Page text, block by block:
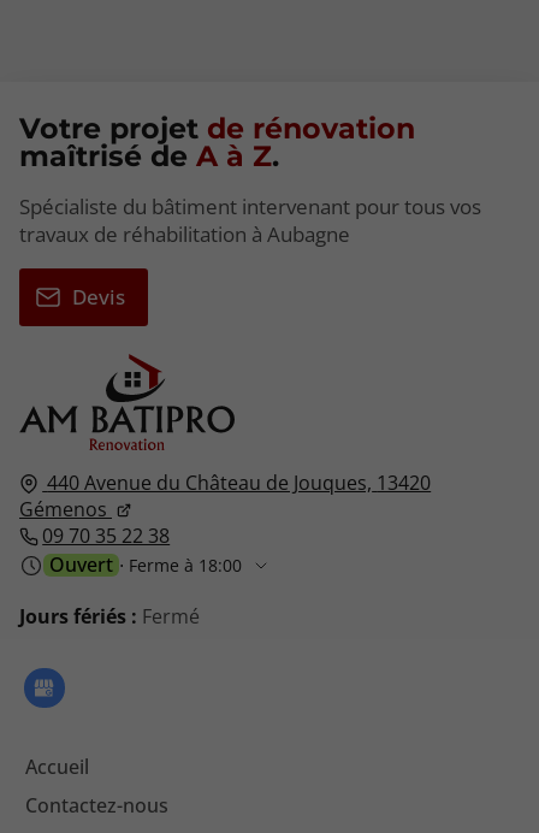
440 Avenue du Château de Jouques, 13420
Gémenos
09 70 35 22 38
Ouvert ⋅ Ferme à 18:00
Jours fériés : Fermé
Accueil
Contactez-nous
Votre projet de rénovation
maîtrisé de A à Z.
Spécialiste du bâtiment intervenant pour tous vos
travaux de réhabilitation à Aubagne
Devis